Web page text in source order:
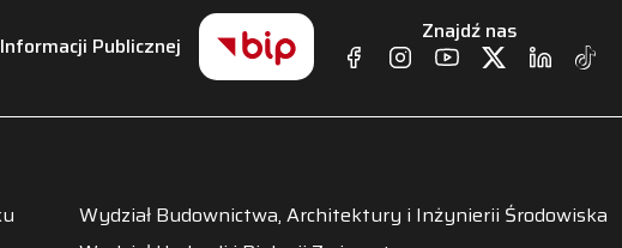
Publicznej
Znajdź nas
Wydział Budownictwa, Architektury i Inżynierii Środowiska